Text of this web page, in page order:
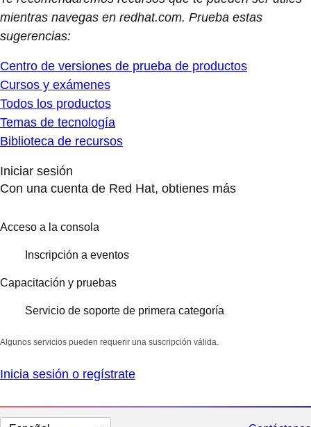
mientras navegas en redhat.com. Prueba estas
sugerencias:
Centro de versiones de prueba de productos
Cursos y exámenes
Todos los productos
Temas de tecnología
Biblioteca de recursos
Iniciar sesión
Con una cuenta de Red Hat, obtienes más
Acceso a la consola
Inscripción a eventos
Capacitación y pruebas
Servicio de soporte de primera categoría
Algunos servicios pueden requerir una suscripción válida.
Inicia sesión o regístrate